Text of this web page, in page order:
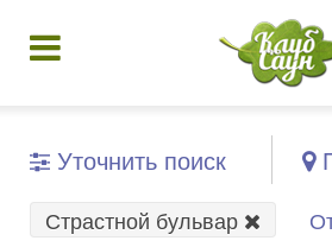
Уточнить поиск
Страстной бульвар